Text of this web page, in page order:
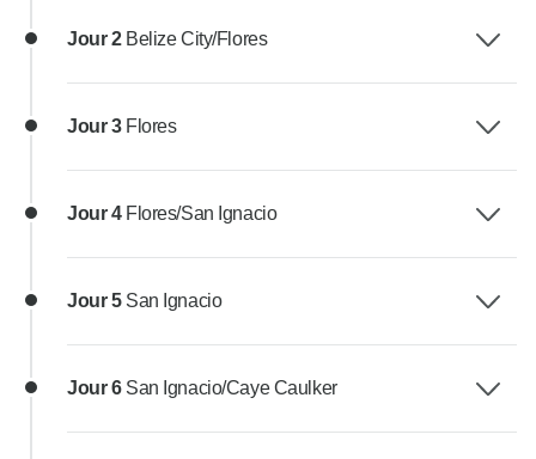
Jour 2 Belize City/Flores
Jour 3 Flores
Jour 4 Flores/San Ignacio
Jour 5 San Ignacio
Jour 6 San Ignacio/Caye Caulker